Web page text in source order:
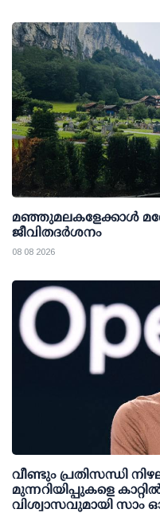
മഞ്ഞുമലകളേക്കാൾ
ജീവിതദർശനം
08 08 2026
വീണ്ടും പ്രതിസന്ധി
മുന്നറിയിപ്പുകളെ
വിശ്വാസവുമായി സാം